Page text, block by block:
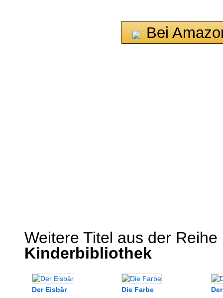
Bei
Weitere Titel aus der Reihe
Kinderbibliothek
Der Eisbär Die Farbe